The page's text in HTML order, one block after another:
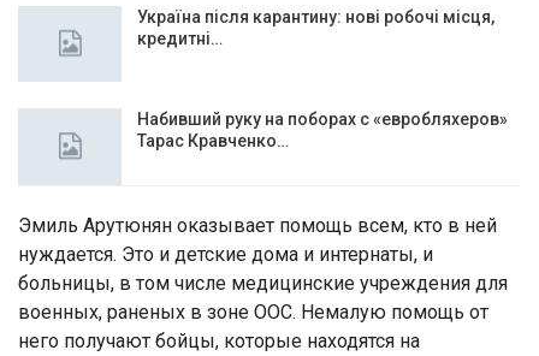
Україна після карантину: нові робочі місця,
кредитні…
Набивший руку на поборах с «евробляхеров»
Тарас Кравченко…
Эмиль Арутюнян оказывает помощь всем, кто в ней
нуждается. Это и детские дома и интернаты, и
больницы, в том числе медицинские учреждения для
военных, раненых в зоне ООС. Немалую помощь от
него получают бойцы, которые находятся на